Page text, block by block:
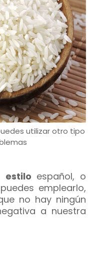
utilizar otro tipo
estilo español, o
emplearlo,
no hay ningún
a nuestra